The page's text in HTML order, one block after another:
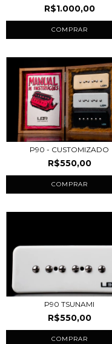
R$1.000,00
COMPRAR
P90 - CUSTOMIZADO
R$550,00
COMPRAR
P90 TSUNAMI
R$550,00
COMPRAR